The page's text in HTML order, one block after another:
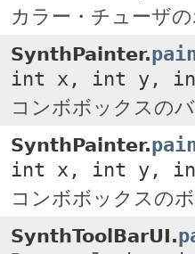
カラー・チューザ
SynthPainter.
int x, int y,
コンボボックスの
SynthPainter.
int x, int y,
コンボボックスの
SynthToolBarUI.